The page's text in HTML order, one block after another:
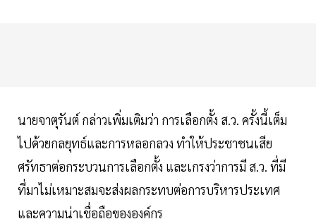
นายจาตุรันต์ กล่าวเพิ่มเติมว่า การเลือกตั้ง ส.ว. ครั้งนี้เต็ม
ไปด้วยกลยุทธ์และการหลอกลวง ทำให้ประชาชนเสีย
ศรัทธาต่อกระบวนการเลือกตั้ง และเกรงว่าการมี ส.ว. ที่มี
ที่มาไม่เหมาะสมจะส่งผลกระทบต่อการบริหารประเทศ
และความน่าเชื่อถือขององค์กร